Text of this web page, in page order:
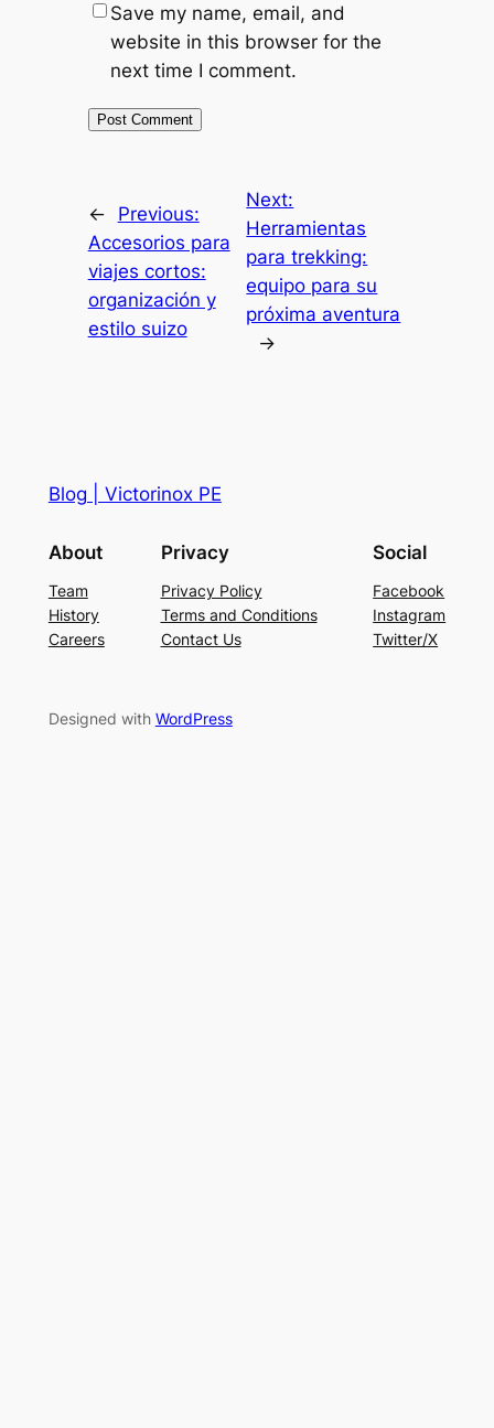
Save my name, email, and
website in this browser for the
next time I comment.
←
Previous:
Accesorios para
viajes cortos:
organización y
estilo suizo
Next:
Herramientas
para trekking:
equipo para su
próxima aventura
→
Blog | Victorinox PE
About
Team
History
Careers
Privacy
Privacy Policy
Terms and Conditions
Contact Us
Social
Facebook
Instagram
Twitter/X
Designed with WordPress